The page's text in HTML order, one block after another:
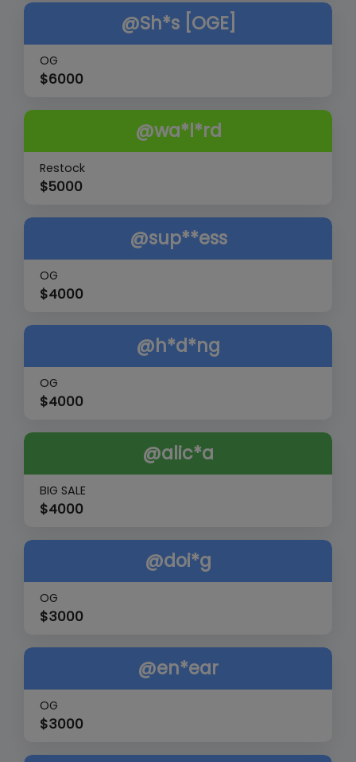
@Sh*s [OGE]
OG
$6000
@wa*l*rd
Restock
$5000
@sup**ess
OG
$4000
@h*d*ng
OG
$4000
@alic*a
BIG SALE
$4000
@doi*g
OG
$3000
@en*ear
OG
$3000